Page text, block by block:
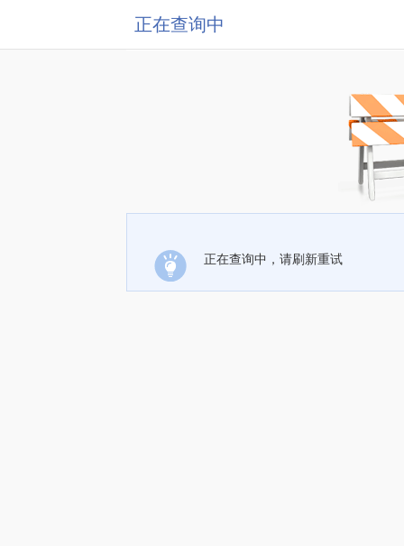
正在查询中
正在查询中，请刷新重试